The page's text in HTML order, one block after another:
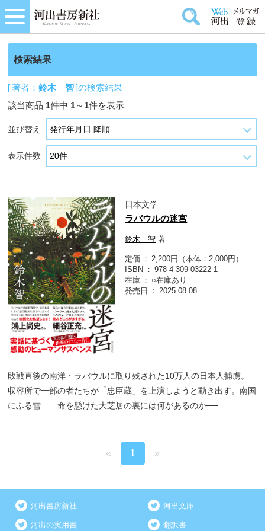
検索結果
[ 著者：鈴木 智]の検索結果
該当商品 1件中 1～ 1件を表示
並び替え
表示件数
日本文学
ラバウルの迷宮
鈴木 智 著
定価
2,200円（本体：2,000円）
ISBN
978-4-309-03222-1
在庫
○在庫あり
発売日
2025.08.08
敗戦直後の南洋・ラバウルに取り残された10万人の日本人捕虜。
収容所で一部の者たちが「忠臣蔵」を上演しようと動き出す。南国
にふる雪……命を懸けた大芝居の裏には何があるのか──
« 1 »
河出書房新社 河出文庫
河出の実用書 翻訳書